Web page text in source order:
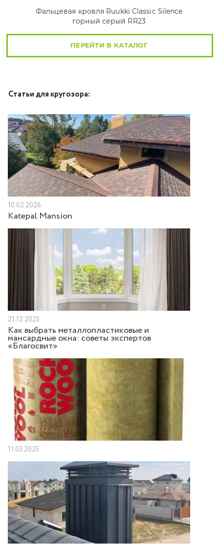
Фальцевая кровля Ruukki Classic Silence
горный серый RR23
ПЕРЕЙТИ В КАТАЛОГ
Статьи для кругозора:
10.02.2026
Katepal Mansion
21.12.2025
Как выбрать металлопластиковые и
мансардные окна: советы экспертов
«Благосвит»
11.03.2025